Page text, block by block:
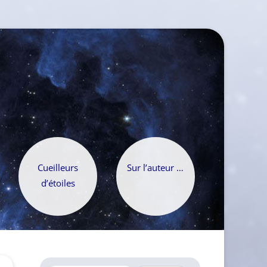
Cueilleurs
d’étoiles
Sur l’auteur …